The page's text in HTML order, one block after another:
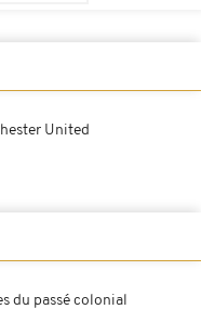
United
du passé colonial